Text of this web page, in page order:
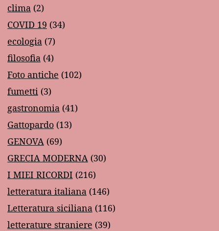
clima (2)
COVID 19 (34)
ecologia (7)
filosofia (4)
Foto antiche (102)
fumetti (3)
gastronomia (41)
Gattopardo (13)
GENOVA (69)
GRECIA MODERNA (30)
I MIEI RICORDI (216)
letteratura italiana (146)
Letteratura siciliana (116)
letterature straniere (39)